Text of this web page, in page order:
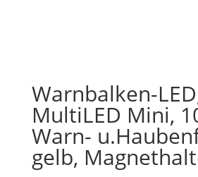
Warnbalken-
MultiLED Mini,
Warn-
gelb,